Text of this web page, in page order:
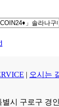
오시는
별시 구로구 경